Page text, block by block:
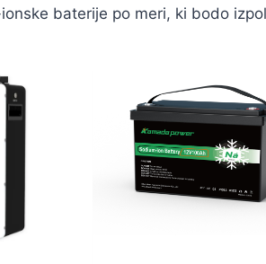
baterije po meri, ki bodo